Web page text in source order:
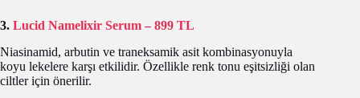
3. Lucid Namelixir Serum – 899 TL
Niasinamid, arbutin ve traneksamik asit kombinasyonuyla
koyu lekelere karşı etkilidir. Özellikle renk tonu eşitsizliği olan
ciltler için önerilir.